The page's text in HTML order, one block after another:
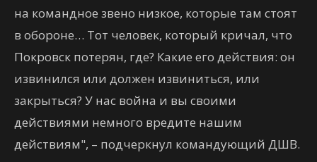
на командное звено низкое, которые там стоят
в обороне… Тот человек, который кричал, что
Покровск потерян, где? Какие его действия: он
извинился или должен извиниться, или
закрыться? У нас война и вы своими
действиями немного вредите нашим
действиям", – подчеркнул командующий ДШВ.